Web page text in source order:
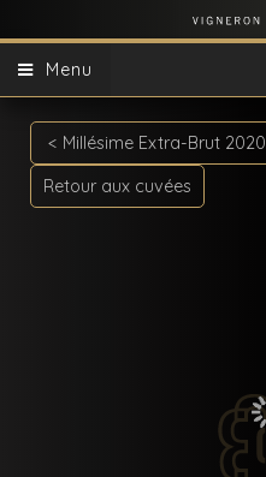
Menu
< Millésime Extra-Brut 2020
Retour aux cuvées